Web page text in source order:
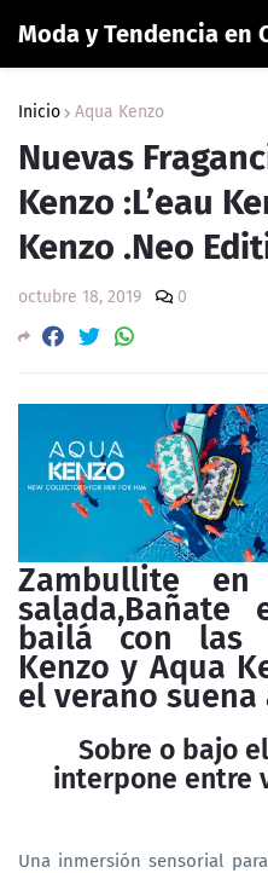
Moda y Tendencia en
Inicio Aqua Kenzo
Nuevas
Kenzo :L’eau
Kenzo .Neo
octubre 18, 2019 0
Zambullite
bailá con las
Kenzo y Aqua
el verano
Sobre o bajo
interpone entre
Una inmersión sensorial